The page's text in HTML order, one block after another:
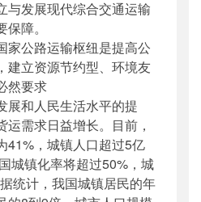
与发展现代综合交通运输
障。
公路运输枢纽是提高公
建立资源节约型、环境友
然要求
和人民生活水平的提
需求日益增长。目前，
41%，城镇人口超过5亿
城镇化率将超过50%，城
统计，我国城镇居民的年